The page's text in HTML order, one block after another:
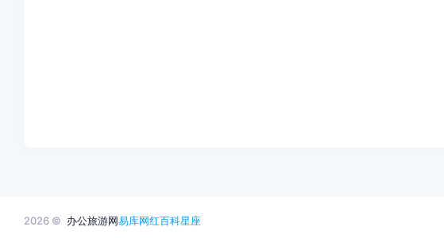
2026 © 办公旅游网易库网红百科星座